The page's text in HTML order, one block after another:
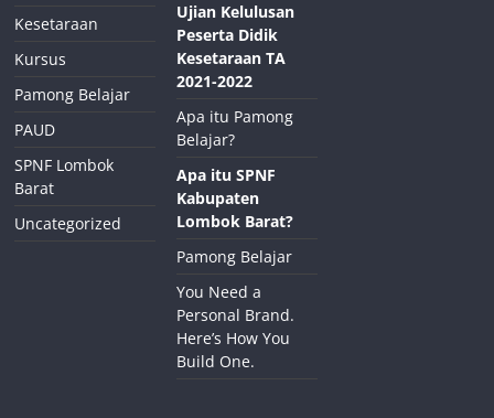
Kesetaraan
Kursus
Pamong Belajar
PAUD
SPNF Lombok
Barat
Uncategorized
Ujian Kelulusan
Peserta Didik
Kesetaraan TA
2021-2022
Apa itu Pamong
Belajar?
Apa itu SPNF
Kabupaten
Lombok Barat?
Pamong Belajar
You Need a
Personal Brand.
Here’s How You
Build One.